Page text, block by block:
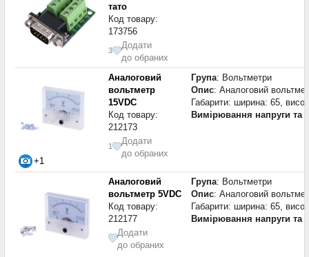
тато
Код товару:
173756
3
Додати
до обраних
+1
Аналоговий
вольтметр
15VDC
Код товару:
212173
1
Додати
до обраних
Група: Вольтметри
Опис: Аналоговий
Габарити: ширина: 65,
Вимірювання напруги та
Аналоговий
вольтметр 5VDC
Код товару:
212177
Додати
до обраних
Група: Вольтметри
Опис: Аналоговий
Габарити: ширина: 65,
Вимірювання напруги та